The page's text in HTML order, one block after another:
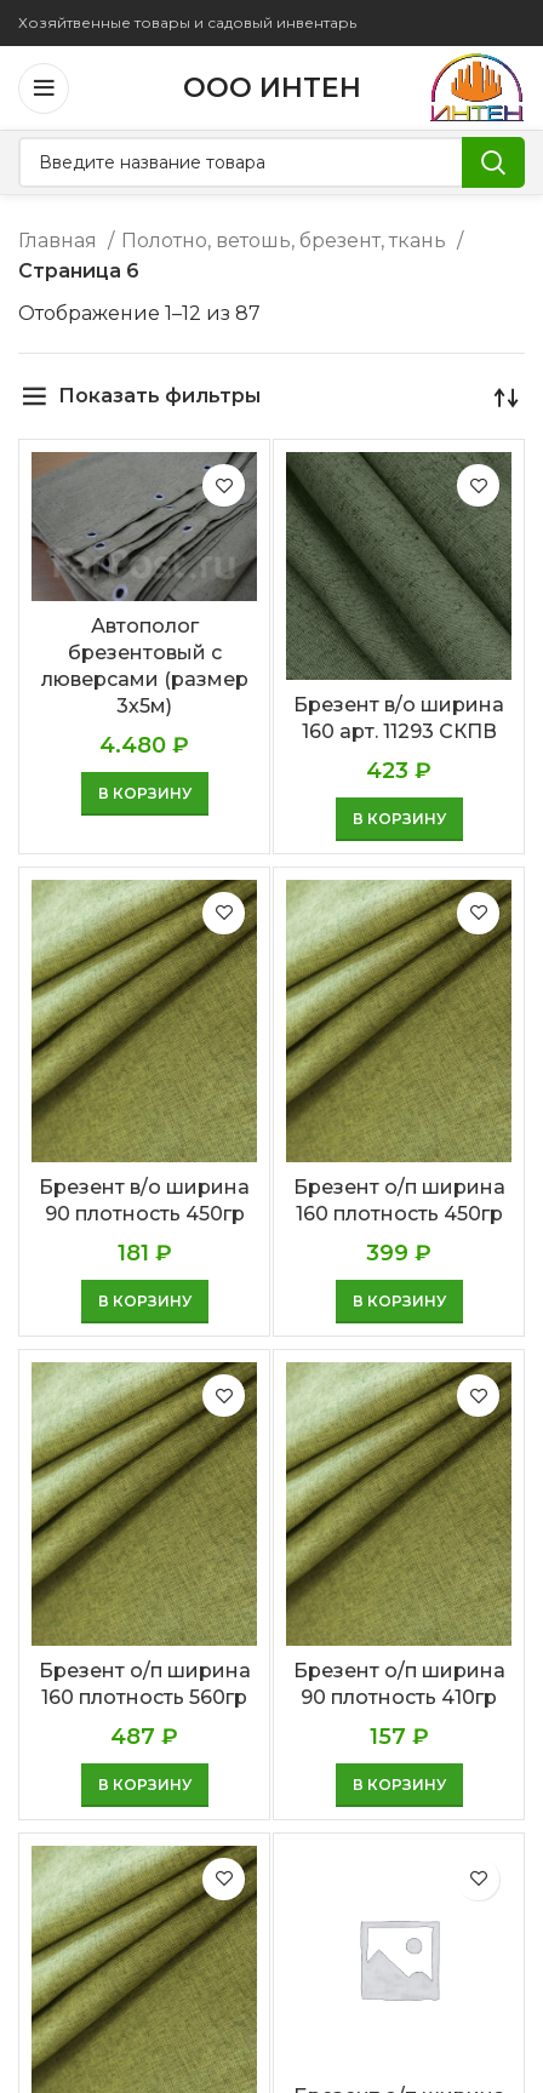
Хозяйтвенные товары и садовый инвентарь
ООО ИНТЕН
Главная
Полотно, ветошь, брезент, ткань
Страница 6
Отображение 1–12 из 87
Показать фильтры
Автополог
брезентовый с
люверсами (размер
3х5м)
4.480 ₽
В КОРЗИНУ
Брезент в/о ширина
160 арт. 11293 СКПВ
423 ₽
В КОРЗИНУ
Брезент в/о ширина
90 плотность 450гр
181 ₽
В КОРЗИНУ
Брезент о/п ширина
160 плотность 450гр
399 ₽
В КОРЗИНУ
Брезент о/п ширина
160 плотность 560гр
487 ₽
В КОРЗИНУ
Брезент о/п ширина
90 плотность 410гр
157 ₽
В КОРЗИНУ